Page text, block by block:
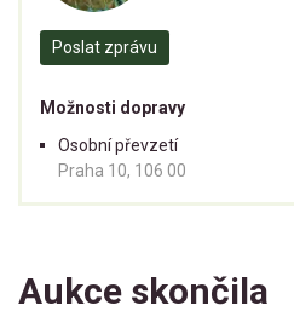
Poslat zprávu
Možnosti dopravy
Osobní převzetí
Praha 10, 106 00
Aukce skončila